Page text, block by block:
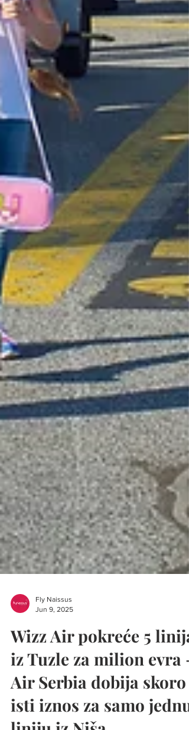
Fly Naissus
Jun 9, 2025
Wizz Air pokreće 5 linija
iz Tuzle za milion evra -
Air Serbia dobija skoro